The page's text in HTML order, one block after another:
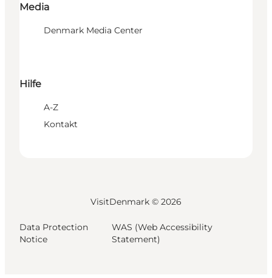
Media
Denmark Media Center
Hilfe
A-Z
Kontakt
VisitDenmark © 2026
Data Protection
Notice
WAS (Web Accessibility
Statement)